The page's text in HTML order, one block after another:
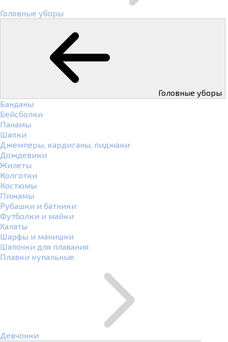
Головные уборы
Головные уборы
Банданы
Бейсболки
Панамы
Шапки
Джемперы, кардиганы, пиджаки
Дождевики
Жилеты
Колготки
Костюмы
Пижамы
Рубашки и батники
Футболки и майки
Халаты
Шарфы и манишки
Шапочки для плавания
Плавки купальные
Девчонки